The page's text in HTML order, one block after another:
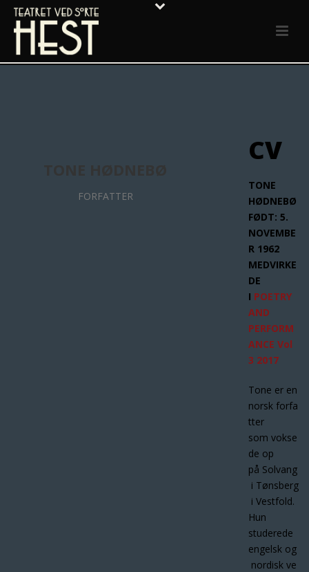
FORFATTER
CV
TONE
HØDNEBØ
FØDT: 5.
NOVEMBE
R 1962
MEDVIRKE
DE
I POETRY
AND
PERFORM
ANCE Vol
3 2017
Tone er en
norsk forfa
tter
som vokse
de op
på Solvang
i Tønsberg
i Vestfold.
Hun
studerede
engelsk og
nordisk ve